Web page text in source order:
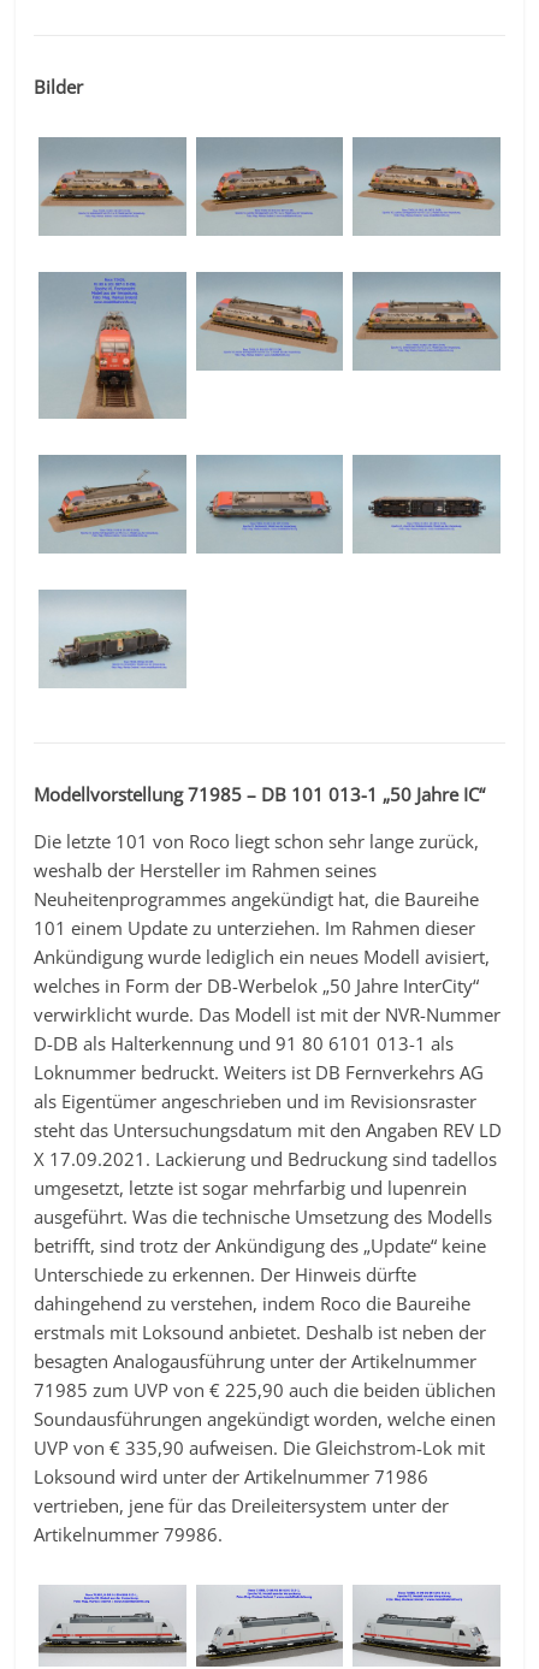
Bilder
Modellvorstellung 71985 – DB 101 013-1 „50 Jahre IC“
Die letzte 101 von Roco liegt schon sehr lange zurück,
weshalb der Hersteller im Rahmen seines
Neuheitenprogrammes angekündigt hat, die Baureihe
101 einem Update zu unterziehen. Im Rahmen dieser
Ankündigung wurde lediglich ein neues Modell avisiert,
welches in Form der DB-Werbelok „50 Jahre InterCity“
verwirklicht wurde. Das Modell ist mit der NVR-Nummer
D-DB als Halterkennung und 91 80 6101 013-1 als
Loknummer bedruckt. Weiters ist DB Fernverkehrs AG
als Eigentümer angeschrieben und im Revisionsraster
steht das Untersuchungsdatum mit den Angaben REV LD
X 17.09.2021. Lackierung und Bedruckung sind tadellos
umgesetzt, letzte ist sogar mehrfarbig und lupenrein
ausgeführt. Was die technische Umsetzung des Modells
betrifft, sind trotz der Ankündigung des „Update“ keine
Unterschiede zu erkennen. Der Hinweis dürfte
dahingehend zu verstehen, indem Roco die Baureihe
erstmals mit Loksound anbietet. Deshalb ist neben der
besagten Analogausführung unter der Artikelnummer
71985 zum UVP von € 225,90 auch die beiden üblichen
Soundausführungen angekündigt worden, welche einen
UVP von € 335,90 aufweisen. Die Gleichstrom-Lok mit
Loksound wird unter der Artikelnummer 71986
vertrieben, jene für das Dreileitersystem unter der
Artikelnummer 79986.